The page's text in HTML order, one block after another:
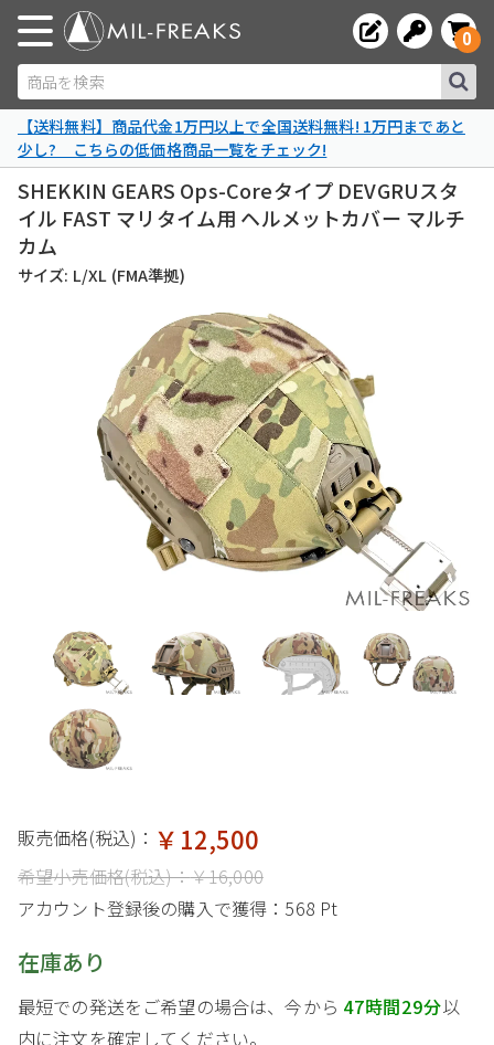
商品を検索
0
【送料無料】商品代金1万円以上で全国送料無料! 1万円まであと
少し? こちらの低価格商品一覧をチェック!
SHEKKIN GEARS Ops-Coreタイプ DEVGRUスタ
イル FAST マリタイム用 ヘルメットカバー マルチ
カム
サイズ: L/XL (FMA準拠)
販売価格(税込)： ￥12,500
希望小売価格(税込)：￥16,000
アカウント登録後の購入で獲得： 568 Pt
在庫あり
最短での発送をご希望の場合は、今から 47時間29分以
内に注文を確定してください。